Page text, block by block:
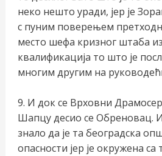
неко нешто уради, јер је
с пуним поверењем
место шефа кризног штаба
квалификација то што је
многим другим на
9. И док се Врховни
Шапцу десио се Обреновац.
знало да је та београдска
опасности јер је окружена